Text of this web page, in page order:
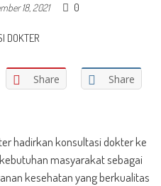
18, 2021 0
Share Share
hadirkan konsultasi dokter ke
masyarakat sebagai
kesehatan yang berkualitas